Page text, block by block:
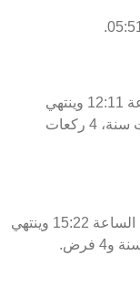
يبدأ وقت صلاة الظهر فوم رولوس عند الساعة 12:11 وينتهي
15:22. تشمل صلاة الظهر 12 ركعة: 4 ركعات سنة، 4 ركعات
يبدأ وقت صلاة العصر اليوم فوم رولوس عند الساعة 15:22 وينتهي